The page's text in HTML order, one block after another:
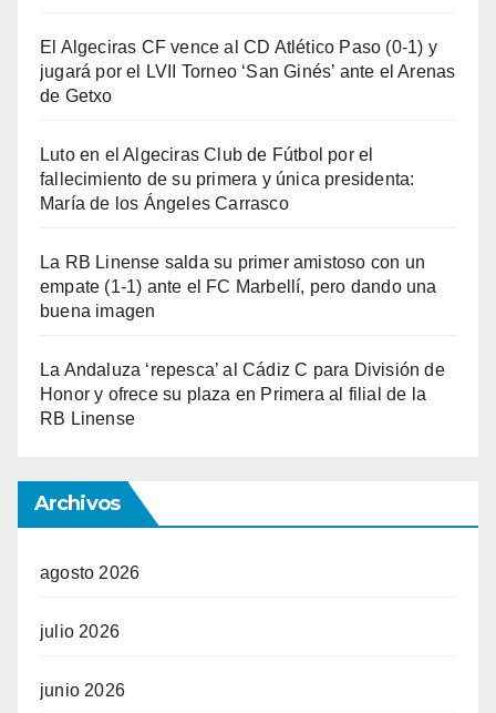
El Algeciras CF vence al CD Atlético Paso (0-1) y
jugará por el LVII Torneo ‘San Ginés’ ante el Arenas
de Getxo
Luto en el Algeciras Club de Fútbol por el
fallecimiento de su primera y única presidenta:
María de los Ángeles Carrasco
La RB Linense salda su primer amistoso con un
empate (1-1) ante el FC Marbellí, pero dando una
buena imagen
La Andaluza ‘repesca’ al Cádiz C para División de
Honor y ofrece su plaza en Primera al filial de la
RB Linense
Archivos
agosto 2026
julio 2026
junio 2026